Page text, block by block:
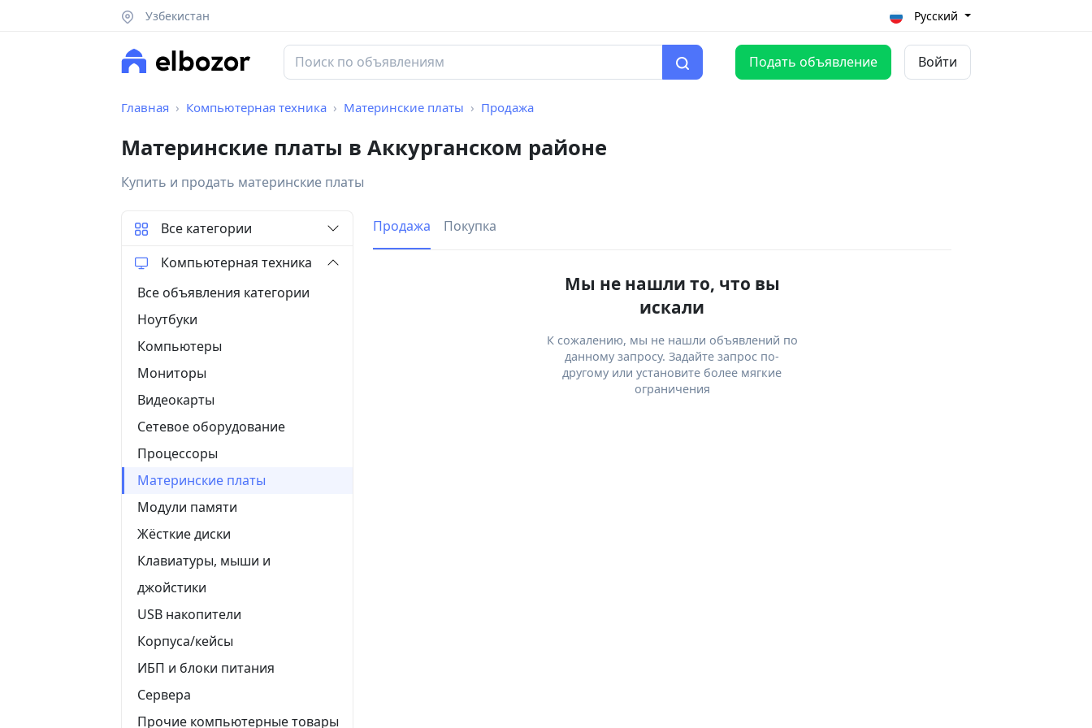
Узбекистан Русский
Подать объявление Войти
Главная Компьютерная техника Материнские платы Продажа
Материнские платы в Аккурганском районе
Купить и продать материнские платы
Продажа Покупка
Мы не нашли то, что вы
искали
К сожалению, мы не нашли объявлений по
данному запросу. Задайте запрос по-
другому или установите более мягкие
ограничения
Все категории
Компьютерная техника
Все объявления категории
Ноутбуки
Компьютеры
Мониторы
Видеокарты
Сетевое оборудование
Процессоры
Материнские платы
Модули памяти
Жёсткие диски
Клавиатуры, мыши и
джойстики
USB накопители
Корпуса/кейсы
ИБП и блоки питания
Сервера
Прочие компьютерные товары